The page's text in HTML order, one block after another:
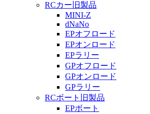
RCカー旧製品
MINI-Z
dNaNo
EPオフロード
EPオンロード
EPラリー
GPオフロード
GPオンロード
GPラリー
RCボート旧製品
EPボート